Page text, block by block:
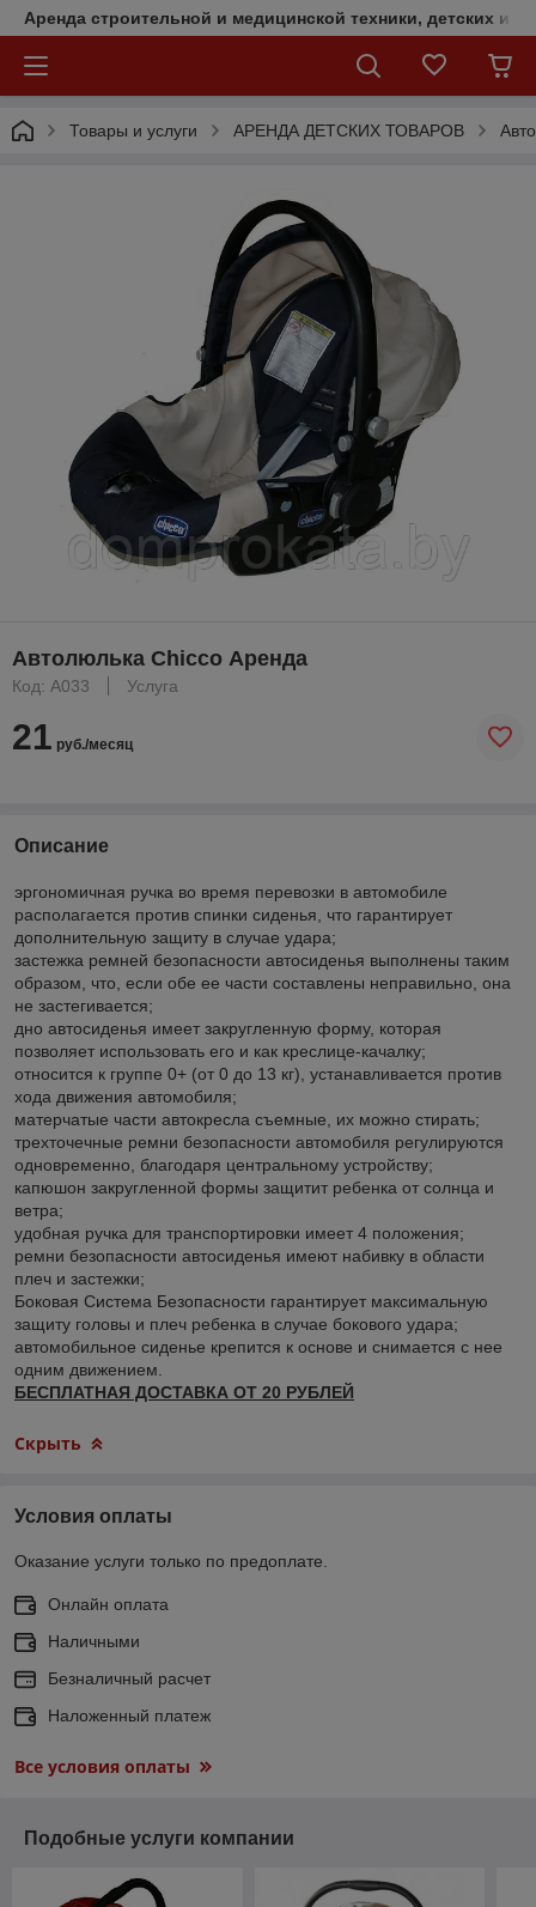
Аренда строительной и медицинской техники, детских и
Товары и услуги АРЕНДА ДЕТСКИХ ТОВАРОВ
Автолюлька Chicco Аренда
Код: A033 Услуга
21 руб./месяц
Описание
эргономичная ручка во время перевозки в автомобиле
располагается против спинки сиденья, что гарантирует
дополнительную защиту в случае удара;
застежка ремней безопасности автосиденья выполнены таким
образом, что, если обе ее части составлены неправильно, она
не застегивается;
дно автосиденья имеет закругленную форму, которая
позволяет использовать его и как креслице-качалку;
относится к группе 0+ (от 0 до 13 кг), устанавливается против
хода движения автомобиля;
матерчатые части автокресла съемные, их можно стирать;
трехточечные ремни безопасности автомобиля регулируются
одновременно, благодаря центральному устройству;
капюшон закругленной формы защитит ребенка от солнца и
ветра;
удобная ручка для транспортировки имеет 4 положения;
ремни безопасности автосиденья имеют набивку в области
плеч и застежки;
Боковая Система Безопасности гарантирует максимальную
защиту головы и плеч ребенка в случае бокового удара;
автомобильное сиденье крепится к основе и снимается с нее
одним движением.
БЕСПЛАТНАЯ ДОСТАВКА ОТ 20 РУБЛЕЙ
Скрыть
Условия оплаты
Оказание услуги только по предоплате.
Онлайн оплата
Наличными
Безналичный расчет
Наложенный платеж
Все условия оплаты
Подобные услуги компании